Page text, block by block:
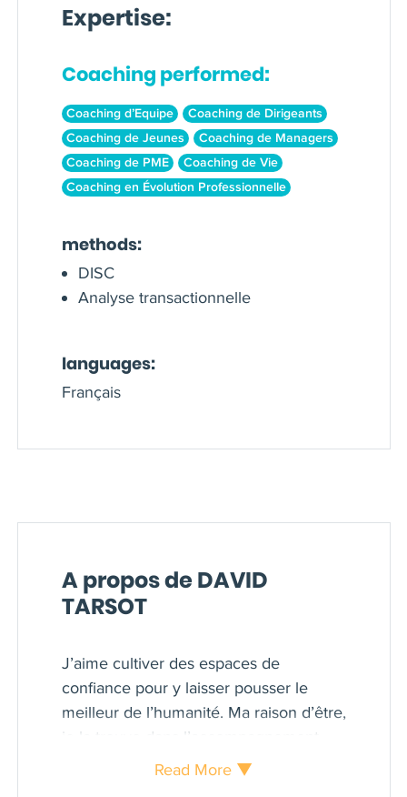
Expertise:
Coaching performed:
Coaching d’Equipe
Coaching de Dirigeants
Coaching de Jeunes
Coaching de Managers
Coaching de PME
Coaching de Vie
Coaching en Évolution Professionnelle
methods:
DISC
Analyse transactionnelle
languages:
Français
A propos de DAVID
TARSOT
J’aime cultiver des espaces de
confiance pour y laisser pousser le
meilleur de l’humanité. Ma raison d’être,
je la trouve dans l’accompagnement
des hommes à se découvrir pour mieux
Read More ▼